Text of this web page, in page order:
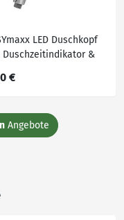
LED Duschkopf
Duschzeitindikator &
€
Angebote